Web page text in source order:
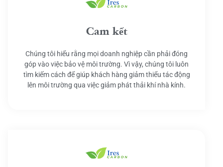
Cam kết
Chúng tôi hiểu rằng mọi doanh nghiệp cần phải đóng
góp vào việc bảo vệ môi trường. Vì vậy, chúng tôi luôn
tìm kiếm cách để giúp khách hàng giảm thiểu tác động
lên môi trường qua việc giảm phát thải khí nhà kính.